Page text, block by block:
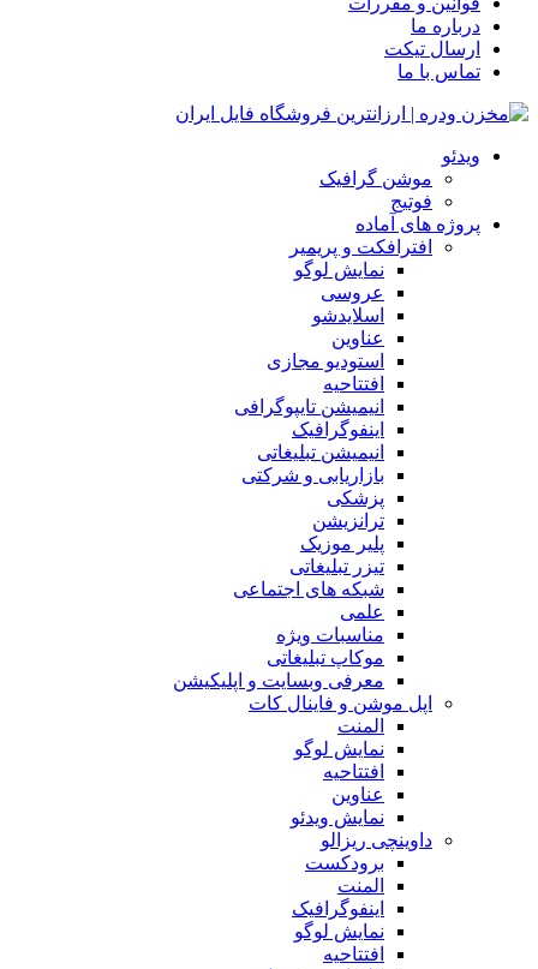
درباره ما
ارسال تیکت
تماس با ما
ویدئو
موشن گرافیک
فوتیج
پروژه های آماده
افترافکت و پریمیر
نمایش لوگو
عروسی
اسلایدشو
عناوین
استودیو مجازی
افتتاحیه
انیمیشن تایپوگرافی
اینفوگرافیک
انیمیشن تبلیغاتی
بازاریابی و شرکتی
پزشکی
ترانزیشن
پلیر موزیک
تیزر تبلیغاتی
شبکه های اجتماعی
علمی
مناسبات ویژه
موکاپ تبلیغاتی
معرفی وبسایت و اپلیکیشن
اپل موشن و فاینال کات
المنت
نمایش لوگو
افتتاحیه
عناوین
نمایش ویدئو
داوینچی ریزالو
برودکست
المنت
اینفوگرافیک
نمایش لوگو
افتتاحیه